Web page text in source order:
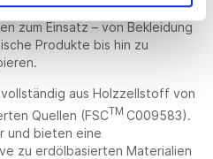
kommen in den
zum Einsatz – von Bekleidung
Produkte bis hin zu
aus Holzzellstoff von
Quellen (FSCTM C009583).
und bieten eine
zu erdölbasierten Materialien